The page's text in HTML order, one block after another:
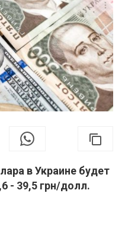
в Украине будет
- 39,5 грн/долл.